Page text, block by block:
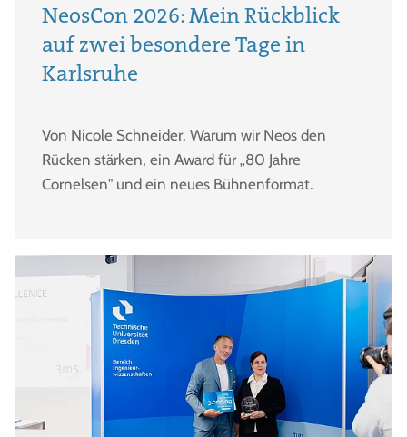
NeosCon 2026: Mein Rückblick
auf zwei besondere Tage in
Karlsruhe
Von Nicole Schneider. Warum wir Neos den
Rücken stärken, ein Award für „80 Jahre
Cornelsen" und ein neues Bühnenformat.